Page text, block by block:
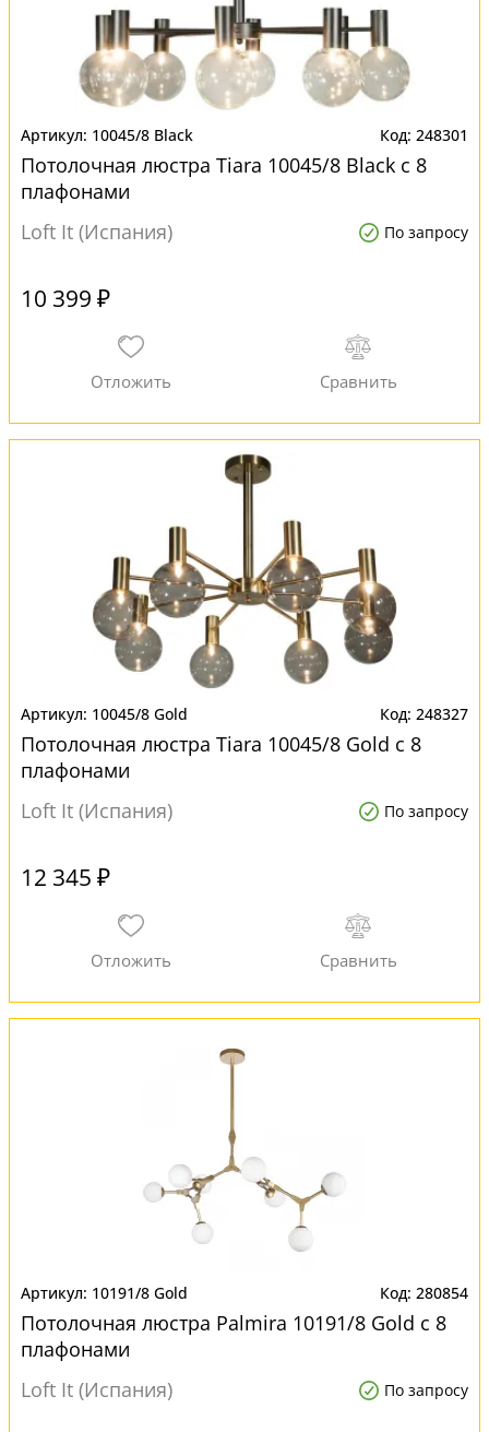
10045/8 Black 248301
Потолочная люстра Tiara 10045/8 Black с 8
плафонами
Loft It (Испания)
По запросу
10 399 ₽
10045/8 Gold 248327
Потолочная люстра Tiara 10045/8 Gold с 8
плафонами
Loft It (Испания)
По запросу
12 345 ₽
10191/8 Gold 280854
Потолочная люстра Palmira 10191/8 Gold с 8
плафонами
Loft It (Испания)
По запросу